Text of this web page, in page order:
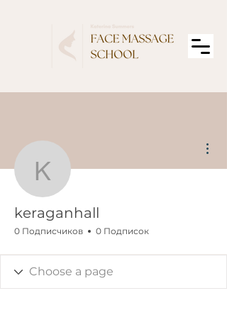
keraganhall
keraganhall
0 Подписчиков 0 Подписок